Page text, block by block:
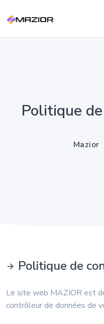
Politique
Mazior
Politique de
Le site web MAZIOR est
contrôleur de données de